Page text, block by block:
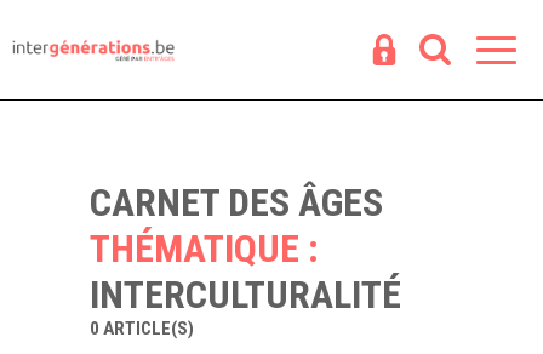
CARNET DES ÂGES
THÉMATIQUE :
INTERCULTURALITÉ
0 ARTICLE(S)